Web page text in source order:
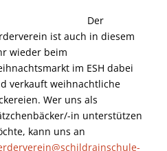
Der
ist auch in diesem
wieder beim
im ESH dabei
verkauft weihnachtliche
Wer uns als
in unterstützen
kann uns an